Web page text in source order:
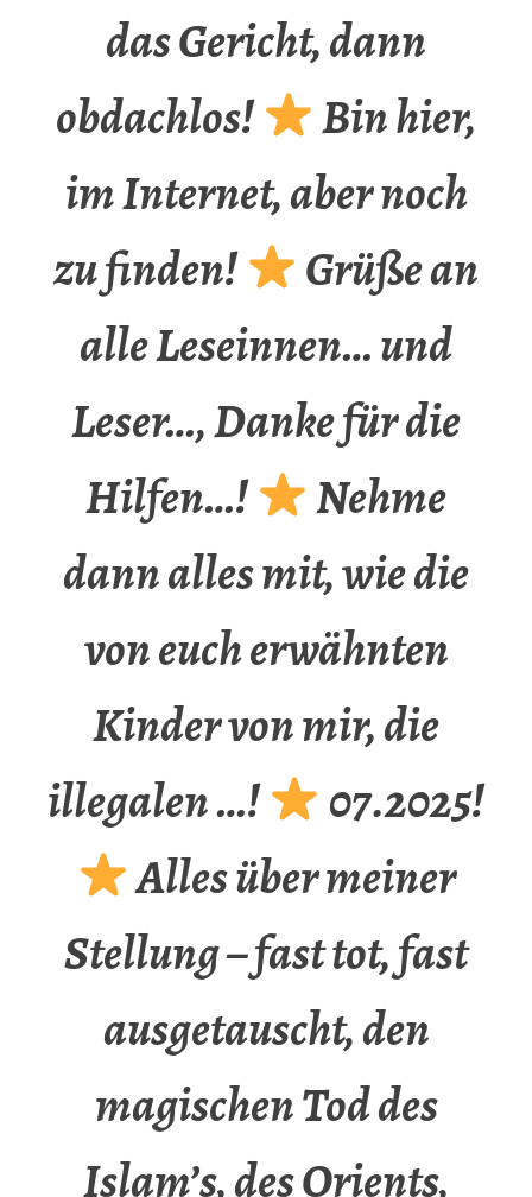
das Gericht, dann
obdachlos!
Bin hier,
im Internet, aber noch
zu finden!
Grüße an
alle Leseinnen… und
Leser…, Danke für die
Hilfen…!
Nehme
dann alles mit, wie die
von euch erwähnten
Kinder von mir, die
illegalen …!
07.2025!
Alles über meiner
Stellung – fast tot, fast
ausgetauscht, den
magischen Tod des
Islam’s, des Orients,